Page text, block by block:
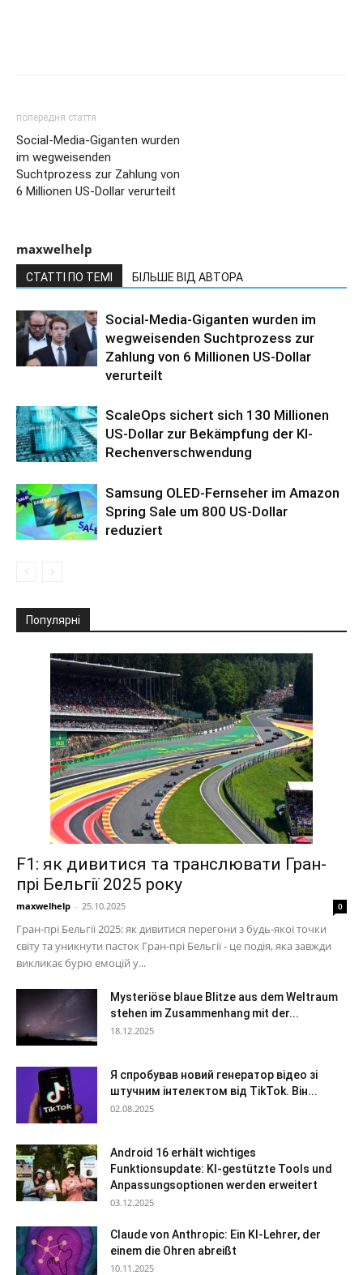
попередня стаття
Social-Media-Giganten wurden
im wegweisenden
Suchtprozess zur Zahlung von
6 Millionen US-Dollar verurteilt
maxwelhelp
СТАТТІ ПО ТЕМІ БІЛЬШЕ ВІД АВТОРА
Social-Media-Giganten wurden im
wegweisenden Suchtprozess zur
Zahlung von 6 Millionen US-Dollar
verurteilt
ScaleOps sichert sich 130 Millionen
US-Dollar zur Bekämpfung der KI-
Rechenverschwendung
Samsung OLED-Fernseher im Amazon
Spring Sale um 800 US-Dollar
reduziert
Популярні
F1: як дивитися та транслювати Гран-
прі Бельгії 2025 року
maxwelhelp - 25.10.2025 0
Гран-прі Бельгії 2025: як дивитися перегони з будь-якої точки
світу та уникнути пасток Гран-прі Бельгії - це подія, яка завжди
викликає бурю емоцій у...
Mysteriöse blaue Blitze aus dem Weltraum
stehen im Zusammenhang mit der...
18.12.2025
Я спробував новий генератор відео зі
штучним інтелектом від TikTok. Він...
02.08.2025
Android 16 erhält wichtiges
Funktionsupdate: KI-gestützte Tools und
Anpassungsoptionen werden erweitert
03.12.2025
Claude von Anthropic: Ein KI-Lehrer, der
einem die Ohren abreißt
10.11.2025